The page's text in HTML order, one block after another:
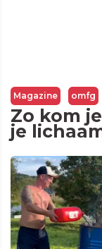
Magazine omfg
Zo kom
je